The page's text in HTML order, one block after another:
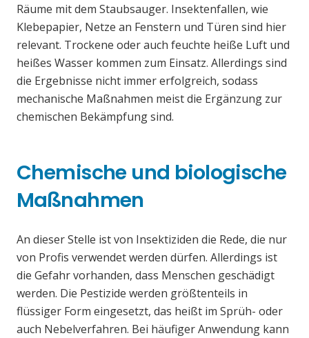
Räume mit dem Staubsauger. Insektenfallen, wie
Klebepapier, Netze an Fenstern und Türen sind hier
relevant. Trockene oder auch feuchte heiße Luft und
heißes Wasser kommen zum Einsatz. Allerdings sind
die Ergebnisse nicht immer erfolgreich, sodass
mechanische Maßnahmen meist die Ergänzung zur
chemischen Bekämpfung sind.
Chemische und biologische
Maßnahmen
An dieser Stelle ist von Insektiziden die Rede, die nur
von Profis verwendet werden dürfen. Allerdings ist
die Gefahr vorhanden, dass Menschen geschädigt
werden. Die Pestizide werden größtenteils in
flüssiger Form eingesetzt, das heißt im Sprüh- oder
auch Nebelverfahren. Bei häufiger Anwendung kann